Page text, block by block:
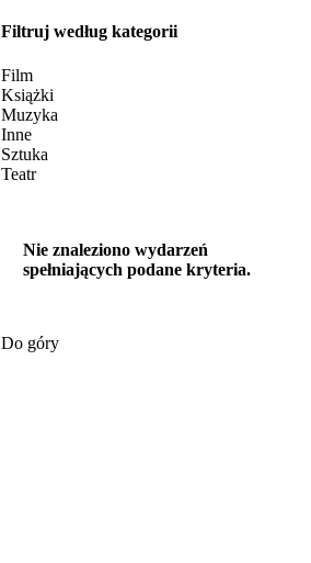
Filtruj według kategorii
Film
Książki
Muzyka
Inne
Sztuka
Teatr
Nie znaleziono wydarzeń
spełniających podane kryteria.
Do góry